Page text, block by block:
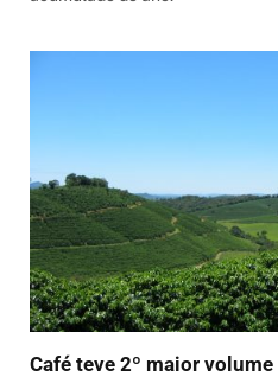
Café teve 2º maior